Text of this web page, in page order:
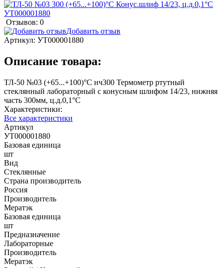
Отзывов: 0
Добавить отзыв
Артикул: УТ000001880
Описание товара:
ТЛ-50 №03 (+65...+100)°С нч300 Термометр ртутный
стеклянный лабораторный с конусным шлифом 14/23, нижняя
часть 300мм, ц.д.0,1°С
Характеристики:
Все характеристики
Артикул
УТ000001880
Базовая единица
шт
Вид
Стеклянные
Страна производитель
Россия
Производитель
Мератэк
Базовая единица
шт
Предназначение
Лабораторные
Производитель
Мератэк